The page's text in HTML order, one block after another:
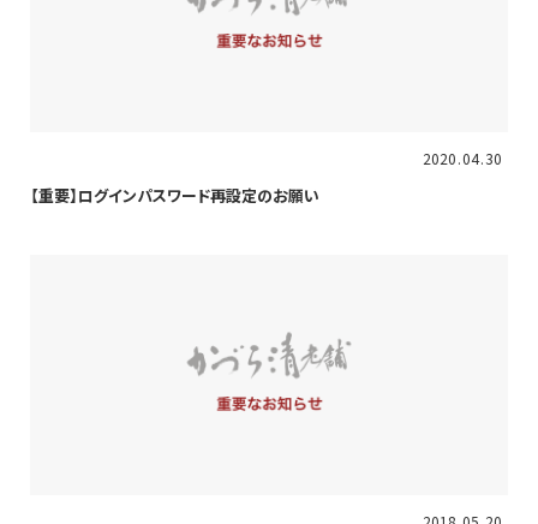
2020 04 30
【重要】ログインパスワード再設定のお願い